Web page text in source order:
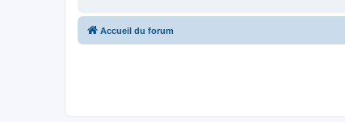
Accueil du forum